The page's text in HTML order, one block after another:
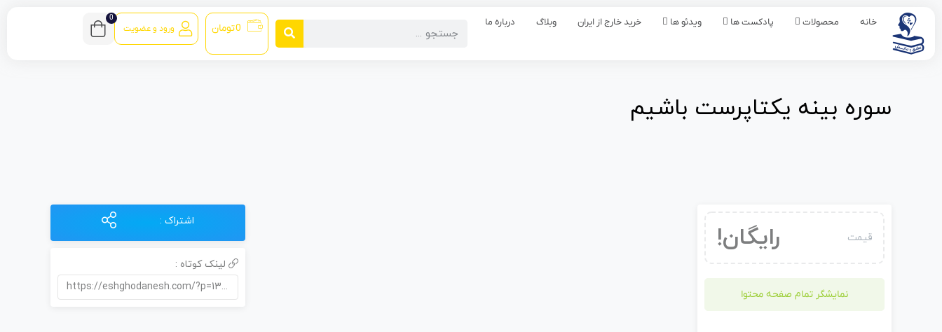
خانه محصولات پادکست ها ویدئو ها خرید خارج از ایران وبلاگ درباره ما 0تومان ورود و عضویت
0
سوره بینه یکتاپرست باشیم
قیمت رایگان!
نمایشگر تمام صفحه محتوا
اشتراک :
لینک کوتاه :
https://eshghodanesh.com/?p=13385